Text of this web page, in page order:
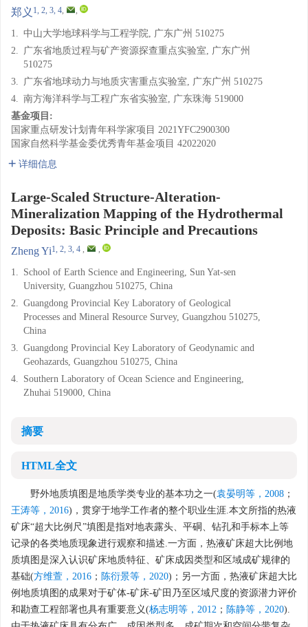
郑义 1, 2, 3, 4, ,
1. 中山大学地球科学与工程学院, 广东广州 510275
2. 广东省地质过程与矿产资源探查重点实验室, 广东广州
510275
3. 广东省地球动力与地质灾害重点实验室, 广东广州 510275
4. 南方海洋科学与工程广东省实验室, 广东珠海 519000
基金项目:
国家重点研发计划青年科学家项目 2021YFC2900300
国家自然科学基金委优秀青年基金项目 42022020
详细信息
Large-Scaled Structure-Alteration-
Mineralization Mapping of the Hydrothermal
Deposits: Basic Principle and Precautions
Zheng Yi1, 2, 3, 4 , ,
1. School of Earth Science and Engineering, Sun Yat-sen
University, Guangzhou 510275, China
2. Guangdong Provincial Key Laboratory of Geological
Processes and Mineral Resource Survey, Guangzhou 510275,
China
3. Guangdong Provincial Key Laboratory of Geodynamic and
Geohazards, Guangzhou 510275, China
4. Southern Laboratory of Ocean Science and Engineering,
Zhuhai 519000, China
摘要
HTML全文
野外地质填图是地质学类专业的基本功之一(袁晏明等，2008 ；
王涛等，2016)，贯穿于地学工作者的整个职业生涯.本文所指的热液
矿床“超大比例尺”填图是指对地表露头、平硐、钻孔和手标本上等
记录的各类地质现象进行观察和描述.一方面，热液矿床超大比例地
质填图是深入认识矿床地质特征、矿床成因类型和区域成矿规律的
基础(方维萱，2016 ； 陈衍景等，2020)；另一方面，热液矿床超大比
例地质填图的成果对于矿体-矿床-矿田乃至区域尺度的资源潜力评价
和勘查工程部署也具有重要意义(杨志明等，2012 ； 陈静等，2020).